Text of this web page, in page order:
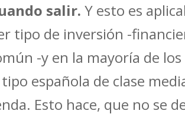
salir. Y esto es
tipo de inversión -
-y en la mayoría de los
española de clase
Esto hace, que no se